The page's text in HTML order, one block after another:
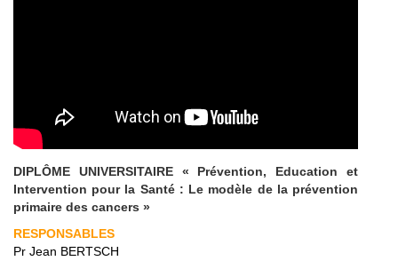
DIPLÔME UNIVERSITAIRE « Prévention, Education et
Intervention pour la Santé : Le modèle de la prévention
primaire des cancers »
RESPONSABLES
Pr Jean BERTSCH